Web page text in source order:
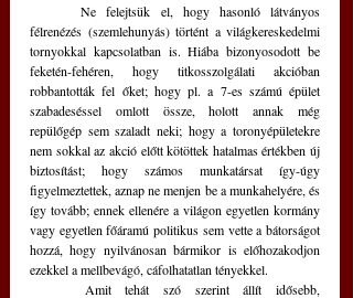
	Ne felejtsük el, hogy hasonló látványos
félrenézés (szemlehunyás) történt a világkereskedelmi
tornyokkal kapcsolatban is. Hiába bizonyosodott be
feketén-fehéren, hogy titkosszolgálati akcióban
robbantották fel őket; hogy pl. a 7-es számú épület
szabadeséssel omlott össze, holott annak még
repülőgép sem szaladt neki; hogy a toronyépületekre
nem sokkal az akció előtt kötöttek hatalmas értékben új
biztosítást; hogy számos munkatársat így-úgy
figyelmeztettek, aznap ne menjen be a munkahelyére, és
így tovább; ennek ellenére a világon egyetlen kormány
vagy egyetlen főáramú politikus sem vette a bátorságot
hozzá, hogy nyilvánosan bármikor is előhozakodjon
ezekkel a mellbevágó, cáfolhatatlan tényekkel.